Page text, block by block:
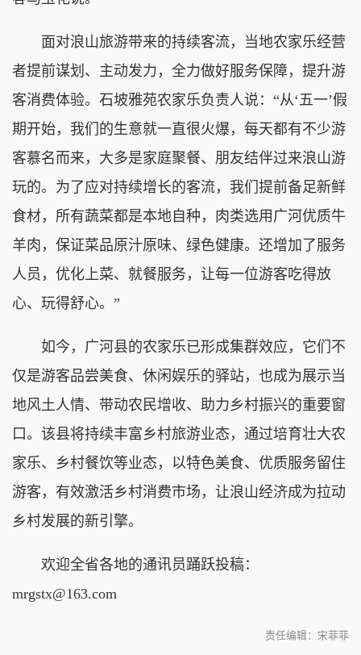
面对浪山旅游带来的持续客流，当地农家乐经营
者提前谋划、主动发力，全力做好服务保障，提升游
客消费体验。石坡雅苑农家乐负责人说：“从‘五一’假
期开始，我们的生意就一直很火爆，每天都有不少游
客慕名而来，大多是家庭聚餐、朋友结伴过来浪山游
玩的。为了应对持续增长的客流，我们提前备足新鲜
食材，所有蔬菜都是本地自种，肉类选用广河优质牛
羊肉，保证菜品原汁原味、绿色健康。还增加了服务
人员，优化上菜、就餐服务，让每一位游客吃得放
心、玩得舒心。”
如今，广河县的农家乐已形成集群效应，它们不
仅是游客品尝美食、休闲娱乐的驿站，也成为展示当
地风土人情、带动农民增收、助力乡村振兴的重要窗
口。该县将持续丰富乡村旅游业态，通过培育壮大农
家乐、乡村餐饮等业态，以特色美食、优质服务留住
游客，有效激活乡村消费市场，让浪山经济成为拉动
乡村发展的新引擎。
欢迎全省各地的通讯员踊跃投稿：
mrgstx@163.com
责任编辑：宋菲菲